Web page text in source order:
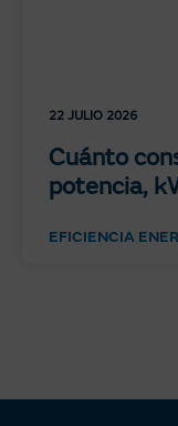
22 JULIO 2026
Cuánto
potencia,
EFICIENCIA